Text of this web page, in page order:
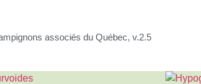
associés du Québec, v.2.5